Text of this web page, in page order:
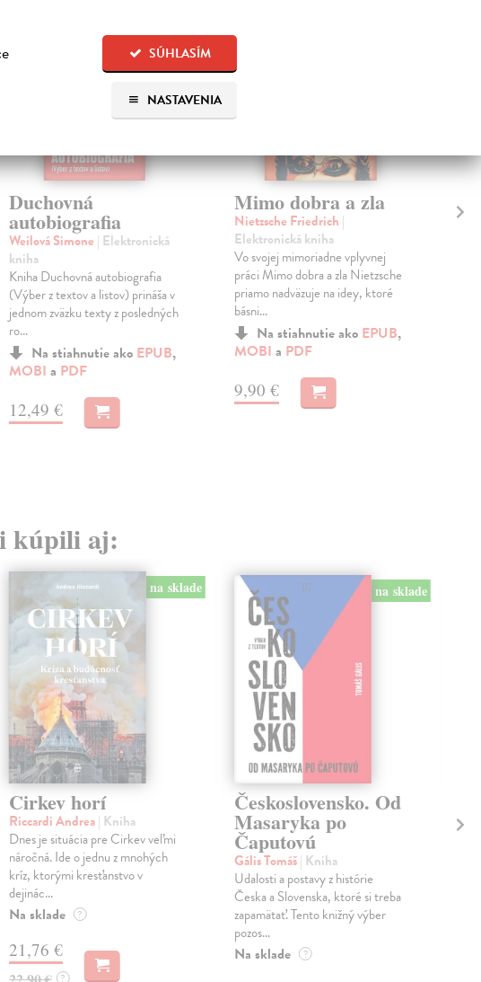
SÚHLASÍM
NASTAVENIA
Duchovná
autobiografia
Weilová Simone | Elektronická
kniha
Kniha Duchovná autobiografia
(Výber z textov a listov) prináša v
jednom zväzku texty z posledných
ro...
Na stiahnutie ako EPUB,
MOBI a PDF
12,49 €
Mimo dobra a zla
Nietzsche Friedrich |
Elektronická kniha
Vo svojej mimoriadne vplyvnej
práci Mimo dobra a zla Nietzsche
priamo nadväzuje na idey, ktoré
básni...
Na stiahnutie ako EPUB,
MOBI a PDF
9,90 €
kúpili aj:
na sklade
Cirkev horí
Riccardi Andrea| Kniha
Dnes je situácia pre Cirkev veľmi
náročná. Ide o jednu z mnohých
kríz, ktorými kresťanstvo v
dejinác...
Na sklade ?
21,76 €
?
na sklade
Československo. Od
Masaryka po
Čaputovú
Gális Tomáš| Kniha
Udalosti a postavy z histórie
Česka a Slovenska, ktoré si treba
zapamätať. Tento knižný výber
pozos...
Na sklade ?